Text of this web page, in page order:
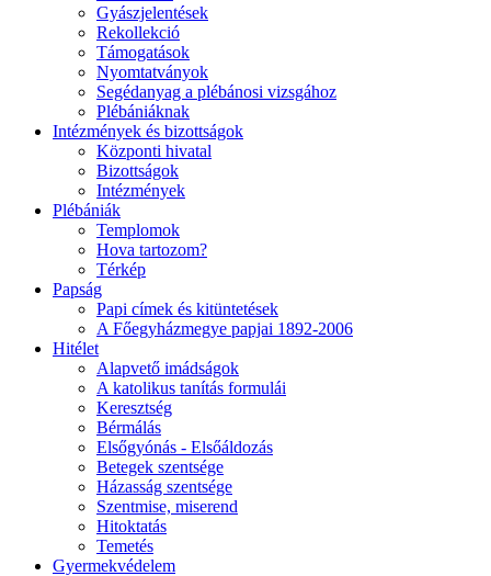
Gyászjelentések
Rekollekció
Támogatások
Nyomtatványok
Segédanyag a plébánosi vizsgához
Plébániáknak
Intézmények és bizottságok
Központi hivatal
Bizottságok
Intézmények
Plébániák
Templomok
Hova tartozom?
Térkép
Papság
Papi címek és kitüntetések
A Főegyházmegye papjai 1892-2006
Hitélet
Alapvető imádságok
A katolikus tanítás formulái
Keresztség
Bérmálás
Elsőgyónás - Elsőáldozás
Betegek szentsége
Házasság szentsége
Szentmise, miserend
Hitoktatás
Temetés
Gyermekvédelem